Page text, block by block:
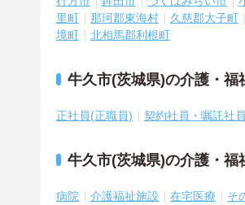
里町
那珂郡東海村 久慈郡大子町
境町
北相馬郡利根町
牛久市(茨城県)の介護・
正社員(正職員) 契約社員・嘱託社員
牛久市(茨城県)の介護・
病院 介護福祉施設 在宅医療 そ